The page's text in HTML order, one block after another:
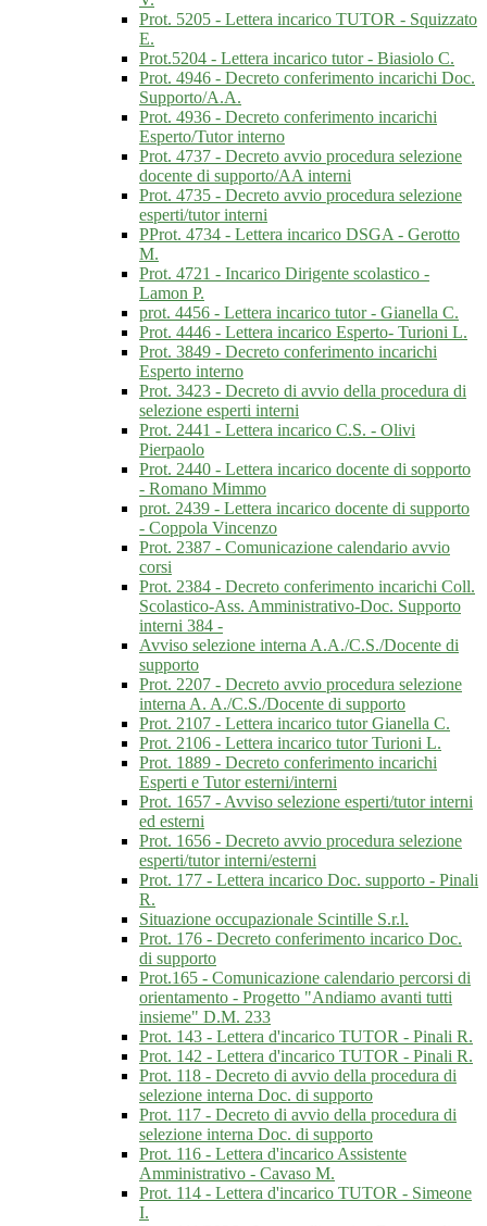
Prot. 5205 - Lettera incarico TUTOR - Squizzato
E.
Prot.5204 - Lettera incarico tutor - Biasiolo C.
Prot. 4946 - Decreto conferimento incarichi Doc.
Supporto/A.A.
Prot. 4936 - Decreto conferimento incarichi
Esperto/Tutor interno
Prot. 4737 - Decreto avvio procedura selezione
docente di supporto/AA interni
Prot. 4735 - Decreto avvio procedura selezione
esperti/tutor interni
PProt. 4734 - Lettera incarico DSGA - Gerotto
M.
Prot. 4721 - Incarico Dirigente scolastico -
Lamon P.
prot. 4456 - Lettera incarico tutor - Gianella C.
Prot. 4446 - Lettera incarico Esperto- Turioni L.
Prot. 3849 - Decreto conferimento incarichi
Esperto interno
Prot. 3423 - Decreto di avvio della procedura di
selezione esperti interni
Prot. 2441 - Lettera incarico C.S. - Olivi
Pierpaolo
Prot. 2440 - Lettera incarico docente di sopporto
- Romano Mimmo
prot. 2439 - Lettera incarico docente di supporto
- Coppola Vincenzo
Prot. 2387 - Comunicazione calendario avvio
corsi
Prot. 2384 - Decreto conferimento incarichi Coll.
Scolastico-Ass. Amministrativo-Doc. Supporto
interni 384 -
Avviso selezione interna A.A./C.S./Docente di
supporto
Prot. 2207 - Decreto avvio procedura selezione
interna A. A./C.S./Docente di supporto
Prot. 2107 - Lettera incarico tutor Gianella C.
Prot. 2106 - Lettera incarico tutor Turioni L.
Prot. 1889 - Decreto conferimento incarichi
Esperti e Tutor esterni/interni
Prot. 1657 - Avviso selezione esperti/tutor interni
ed esterni
Prot. 1656 - Decreto avvio procedura selezione
esperti/tutor interni/esterni
Prot. 177 - Lettera incarico Doc. supporto - Pinali
R.
Situazione occupazionale Scintille S.r.l.
Prot. 176 - Decreto conferimento incarico Doc.
di supporto
Prot.165 - Comunicazione calendario percorsi di
orientamento - Progetto "Andiamo avanti tutti
insieme" D.M. 233
Prot. 143 - Lettera d'incarico TUTOR - Pinali R.
Prot. 142 - Lettera d'incarico TUTOR - Pinali R.
Prot. 118 - Decreto di avvio della procedura di
selezione interna Doc. di supporto
Prot. 117 - Decreto di avvio della procedura di
selezione interna Doc. di supporto
Prot. 116 - Lettera d'incarico Assistente
Amministrativo - Cavaso M.
Prot. 114 - Lettera d'incarico TUTOR - Simeone
I.